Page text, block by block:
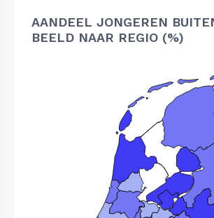
AANDEEL JONGEREN
BEELD NAAR REGIO (%)